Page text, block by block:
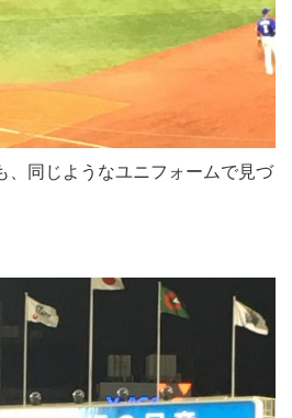
、同じようなユニフォームで見づ